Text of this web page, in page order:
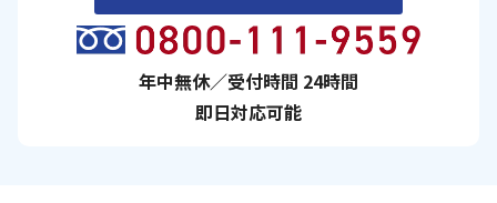
年中無休／受付時間 24時間
即日対応可能